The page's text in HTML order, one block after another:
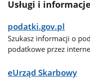
Usługi i informacje
podatki.gov.pl
Szukasz informacji o
podatkowe przez
eUrząd Skarbowy